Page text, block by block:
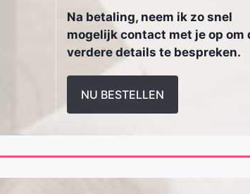
Na betaling, neem ik zo snel
mogelijk contact met je op om
verdere details te bespreken.
NU BESTELLEN